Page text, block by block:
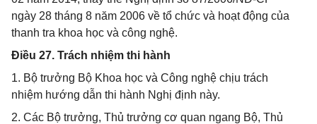
ngày 28 tháng 8 năm 2006 về tổ chức và hoạt động của
thanh tra khoa học và công nghệ.
Điều 27. Trách nhiệm thi hành
1. Bộ trưởng Bộ Khoa học và Công nghệ chịu trách
nhiệm hướng dẫn thi hành Nghị định này.
2. Các Bộ trưởng, Thủ trưởng cơ quan ngang Bộ, Thủ